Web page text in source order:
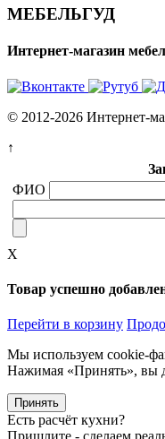
МЕБЕЛЬГУД
Интернет-магазин
© 2012-2026 Интернет-
↑
ФИО
X
Товар успешно
Перейти в корзину
Мы используем cookie-
Нажимая «Принять», вы
Принять
Есть расчёт кухни?